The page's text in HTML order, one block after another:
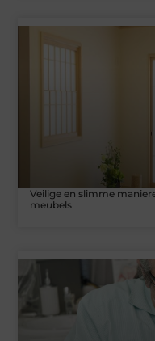
Veilige en slimme
meubels